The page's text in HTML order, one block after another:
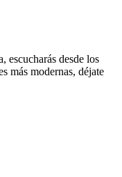
escucharás desde los
más modernas, déjate